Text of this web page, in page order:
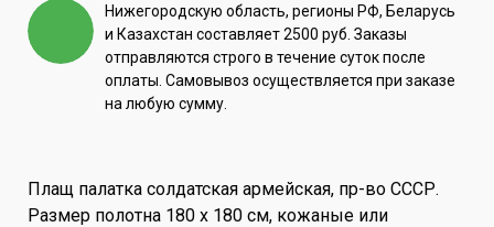
Нижегородскую область, регионы РФ, Беларусь
и Казахстан составляет 2500 руб. Заказы
отправляются строго в течение суток после
оплаты. Самовывоз осуществляется при заказе
на любую сумму.
Плащ палатка солдатская армейская, пр-во СССР.
Размер полотна 180 х 180 см, кожаные или